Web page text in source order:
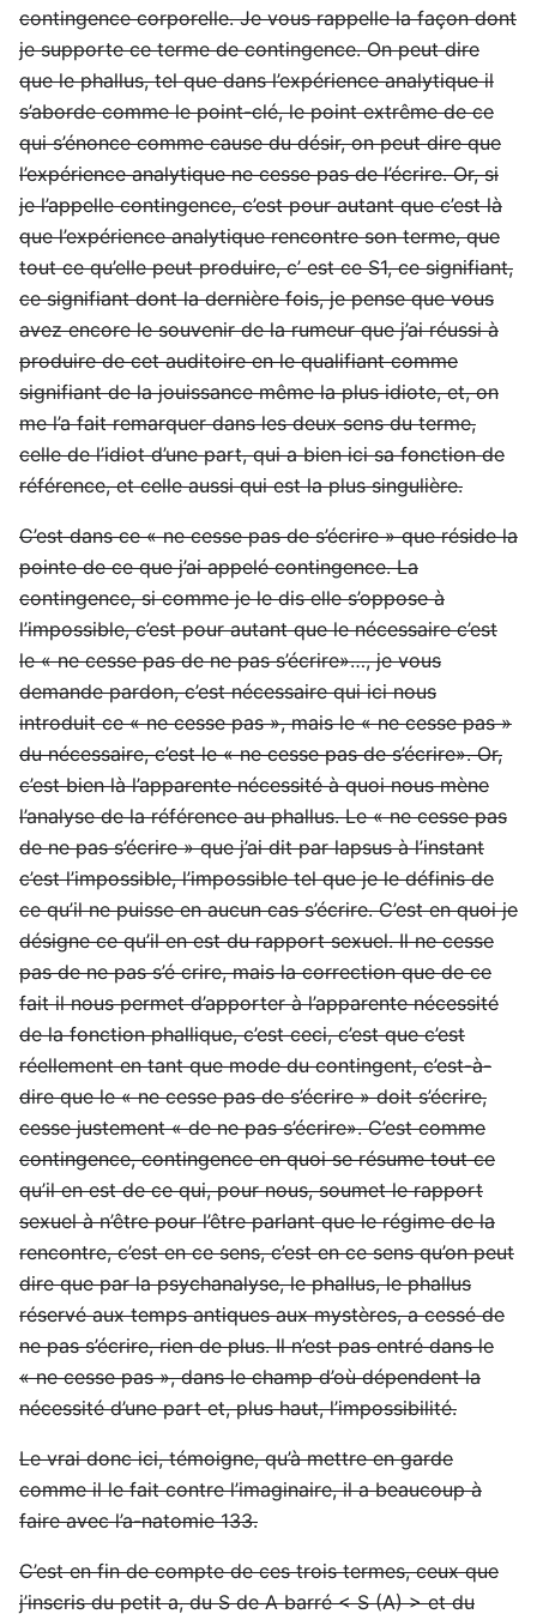
contingence corporelle. Je vous rappelle la façon dont
je supporte ce terme de contingence. On peut dire
que le phallus, tel que dans l’expérience analytique il
s’aborde comme le point-clé, le point extrême de ce
qui s’énonce comme cause du désir, on peut dire que
l’expérience analytique ne cesse pas de l’écrire. Or, si
je l’appelle contingence, c’est pour autant que c’est là
que l’expérience analytique rencontre son terme, que
tout ce qu’elle peut produire, c’ est ce S1, ce signifiant,
ce signifiant dont la dernière fois, je pense que vous
avez encore le souvenir de la rumeur que j’ai réussi à
produire de cet auditoire en le qualifiant comme
signifiant de la jouissance même la plus idiote, et, on
me l’a fait remarquer dans les deux sens du terme,
celle de l’idiot d’une part, qui a bien ici sa fonction de
référence, et celle aussi qui est la plus singulière.
C’est dans ce « ne cesse pas de s’écrire » que réside la
pointe de ce que j’ai appelé contingence. La
contingence, si comme je le dis elle s’oppose à
l’impossible, c’est pour autant que le nécessaire c’est
le « ne cesse pas de ne pas s’écrire»…, je vous
demande pardon, c’est nécessaire qui ici nous
introduit ce « ne cesse pas », mais le « ne cesse pas »
du nécessaire, c’est le « ne cesse pas de s’écrire». Or,
c’est bien là l’apparente nécessité à quoi nous mène
l’analyse de la référence au phallus. Le « ne cesse pas
de ne pas s’écrire » que j’ai dit par lapsus à l’instant
c’est l’impossible, l’impossible tel que je le définis de
ce qu’il ne puisse en aucun cas s’écrire. C’est en quoi je
désigne ce qu’il en est du rapport sexuel. Il ne cesse
pas de ne pas s’é crire, mais la correction que de ce
fait il nous permet d’apporter à l’apparente nécessité
de la fonction phallique, c’est ceci, c’est que c’est
réellement en tant que mode du contingent, c’est-à-
dire que le « ne cesse pas de s’écrire » doit s’écrire,
cesse justement « de ne pas s’écrire». C’est comme
contingence, contingence en quoi se résume tout ce
qu’il en est de ce qui, pour nous, soumet le rapport
sexuel à n’être pour l’être parlant que le régime de la
rencontre, c’est en ce sens, c’est en ce sens qu’on peut
dire que par la psychanalyse, le phallus, le phallus
réservé aux temps antiques aux mystères, a cessé de
ne pas s’écrire, rien de plus. Il n’est pas entré dans le
« ne cesse pas », dans le champ d’où dépendent la
nécessité d’une part et, plus haut, l’impossibilité.
Le vrai donc ici, témoigne, qu’à mettre en garde
comme il le fait contre l’imaginaire, il a beaucoup à
faire avec l’a-natomie 133.
C’est en fin de compte de ces trois termes, ceux que
j’inscris du petit a, du S de A barré < S (A) > et du